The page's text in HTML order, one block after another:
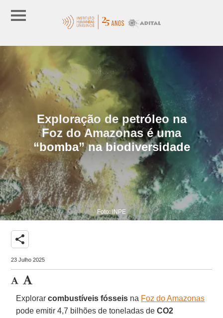
Exploração de petróleo na
Foz do Amazonas é uma
“bomba” na biodiversidade
Foto: INPE
share
23 Julho 2025
Explorarcombustíveis fósseis na Foz do Amazonas
pode emitir 4,7 bilhões de toneladas deCO2